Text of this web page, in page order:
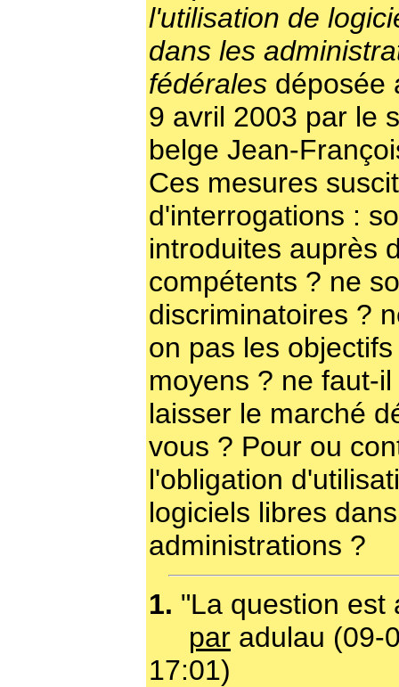
l'utilisation de
dans les
fédérales déposée
9 avril 2003 par le
belge Jean-
Ces mesures
d'interrogations :
introduites auprès
compétents ? ne
discriminatoires ?
on pas les
moyens ? ne faut-
laisser le marché
vous ? Pour ou
l'obligation
logiciels libres
administrations ?
1. "La question est
par adulau (09-
17:01)